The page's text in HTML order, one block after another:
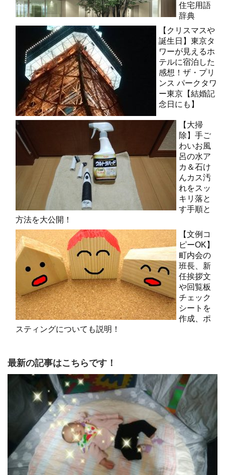
住宅用語
辞典
【クリスマスや
誕生日】東京タ
ワーが見えるホ
テルに宿泊した
感想！ザ・プリ
ンス パークタワ
ー東京【結婚記
念日にも】
【大掃
除】手ご
わいお風
呂の水ア
カ＆石け
んカス汚
れをスッ
キリ落と
す手順と
方法を大公開！
【文例コ
ピーOK】
町内会の
班長、新
任挨拶文
や回覧板
チェック
シートを
作成、ポ
スティングについても説明！
最新の記事はこちらです！